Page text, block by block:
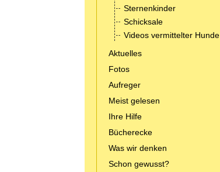
Sternenkinder
Schicksale
Videos vermittelter Hunde
Aktuelles
Fotos
Aufreger
Meist gelesen
Ihre Hilfe
Bücherecke
Was wir denken
Schon gewusst?